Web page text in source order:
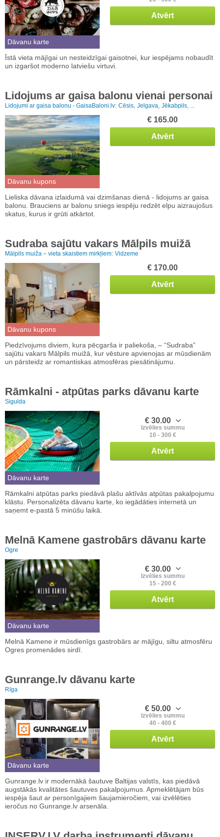
Dāvanu karte
Atvērt
Īstā vieta mājīgai un nesteidzīgai gaisotnei, kur iespējams nobaudīt
un izgaršot moderno latviešu virtuvi.
Lidojums ar gaisa balonu vienai personai
Lidojumi ar gaisa balonu - GaisaBaloni.lv: Cēsis, Jelgava, Jēkabpils, ...
Dāvanu kupons
€ 165.00
Atvērt
Lieliska dāvana izlaidumā vai dzimšanas dienā - lidojums ar gaisa
balonu. Brauciens ar balonu sniegs iespēju redzēt elpu aizraujošus
skatus, kurus ir grūti atkārtot.
Sudraba sajūtu vakars Mālpils muižā
Mālpils muiža – vieta skaistiem mirkļiem: Vidzeme
Dāvanu kupons
€ 170.00
Atvērt
Piedzīvojums diviem, kura pēcgarša ir paliekoša, – “Sudraba”
sajūtu vakars Mālpils muižā, kur vēsture apvienojas ar mūsdienām
un pārsteidz ar romantiskas atmosfēras piesātinājumu.
Rāmkalni - atpūtas parks dāvanu karte
Sigulda
Dāvanu karte
€ 30.00
Izvēlies summu
10 - 300 €
Atvērt
Rāmkalni atpūtas parks piedāvā plašu aktīvās atpūtas pakalpojumu
klāstu. Personalizēta dāvanu karte, ko iegādāties internetā un
saņemt e-pastā 5 minūšu laikā.
Melnā Kamene gastrobārs dāvanu karte
Ogre
Dāvanu karte
€ 30.00
Izvēlies summu
15 - 200 €
Atvērt
Melnā Kamene ir mūsdienīgs gastrobārs ar mājīgu, siltu atmosfēru
Ogres promenādes sirdī.
Gunrange.lv dāvanu karte
Rīga
Dāvanu karte
€ 50.00
Izvēlies summu
40 - 400 €
Atvērt
Gunrange.lv ir modernākā šautuve Baltijas valstīs, kas piedāvā
augstākās kvalitātes šautuves pakalpojumus. Apmeklētājam būs
iespēja šaut ar personīgajiem šaujamieročiem, vai izvēlēties
ieročus no Gunrange.lv arsenāla.